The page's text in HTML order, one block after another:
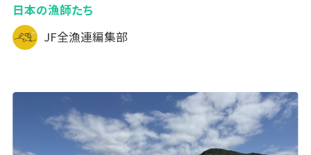
日本の漁師たち
JF全漁連編集部